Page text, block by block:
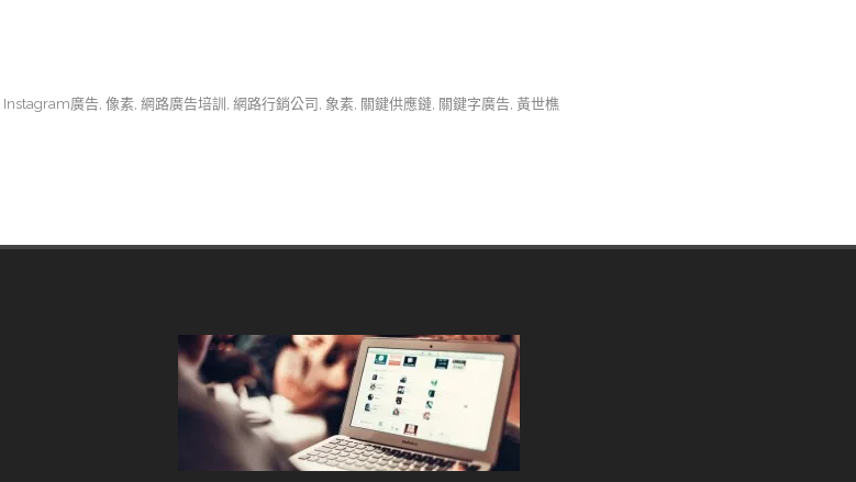
Instagram廣告, 像素, 網路廣告培訓 , 網路行銷公司 , 象素, 關鍵供應鏈, 關鍵字廣告, 黃世樵